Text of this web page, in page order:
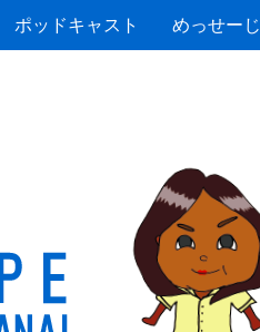
ポッドキャスト めっせーじ